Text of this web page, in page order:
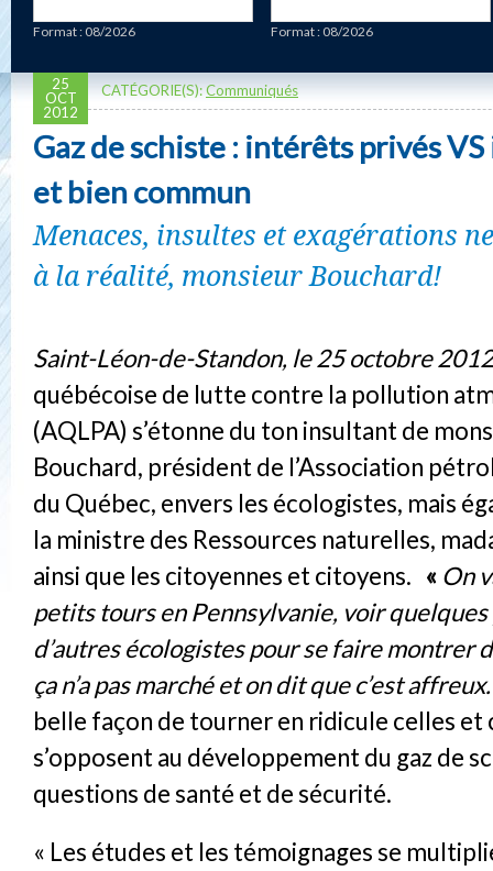
Format : 08/2026 Format : 08/2026
25
OCT
2012
CATÉGORIE(S):Communiqués
Gaz de schiste : intérêts privés
et bien commun
Menaces, insultes et exagérations
à la réalité, monsieur Bouchard!
Saint-Léon-de-Standon, le 25 octobre
québécoise de lutte contre la pollution
(AQLPA) s’étonne du ton insultant de
Bouchard, président de l’Association
du Québec, envers les écologistes, mais
la ministre des Ressources naturelles,
ainsi que les citoyennes et citoyens. « On
petits tours en Pennsylvanie, voir quelques
d’autres écologistes pour se faire montrer
ça n’a pas marché et on dit que c’est affreux.
belle façon de tourner en ridicule celles et
s’opposent au développement du gaz de
questions de santé et de sécurité.
« Les études et les témoignages se